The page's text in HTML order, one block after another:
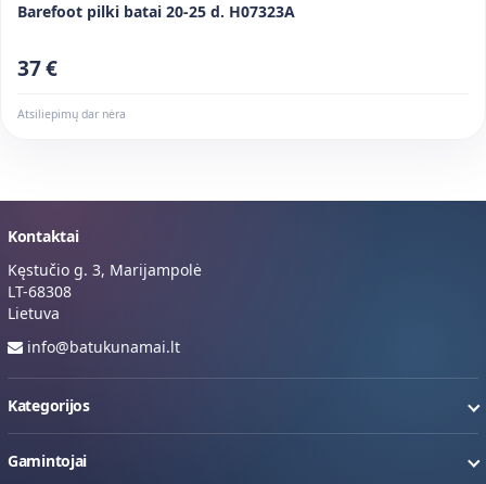
Barefoot pilki batai 20-25 d. H07323A
37 €
Atsiliepimų dar nėra
Kontaktai
Kęstučio g. 3, Marijampolė
LT-68308
Lietuva
info@batukunamai.lt
Kategorijos
Gamintojai